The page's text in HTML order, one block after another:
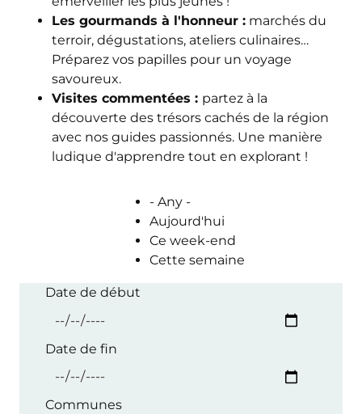
Les gourmands à l'honneur : marchés du
terroir, dégustations, ateliers culinaires…
Préparez vos papilles pour un voyage
savoureux.
Visites commentées : partez à la
découverte des trésors cachés de la région
avec nos guides passionnés. Une manière
ludique d'apprendre tout en explorant !
- Any -
Aujourd'hui
Ce week-end
Cette semaine
Date de début
Date de fin
Communes